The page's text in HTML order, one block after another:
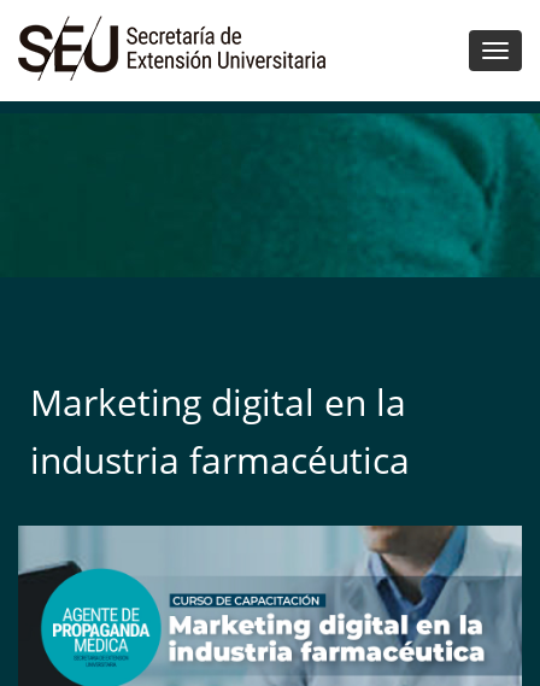
Marketing digital en la
industria farmacéutica